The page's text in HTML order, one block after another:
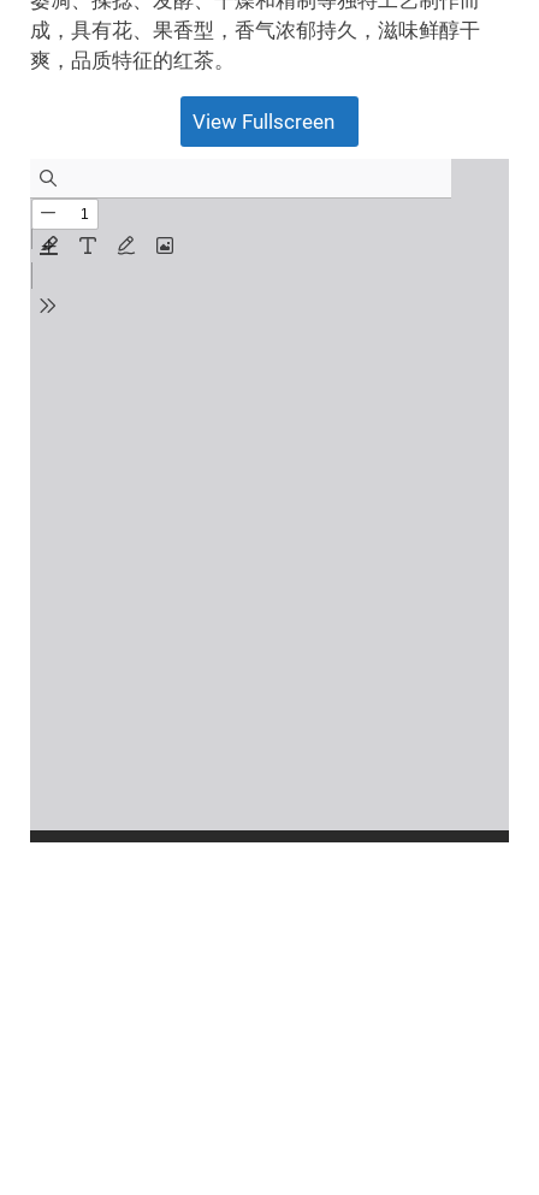
成，具有花、果香型，香气浓郁持久，滋味鲜醇干
爽，品质特征的红茶。
View Fullscreen